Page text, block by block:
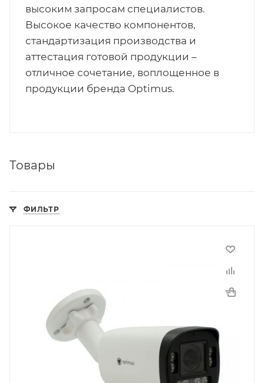
высоким запросам специалистов.
Высокое качество компонентов,
стандартизация производства и
аттестация готовой продукции –
отличное сочетание, воплощенное в
продукции бренда Optimus.
Товары
ФИЛЬТР